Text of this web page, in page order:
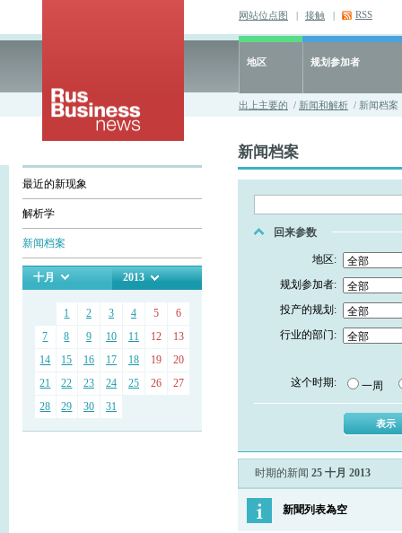
网站位点图 | 接触 | RSS
地区 规划参加者
出上主要的 / 新闻和解析 / 新闻档案
最近的新现象
解析学
新闻档案
十月 2013
1 2 3 4 5
6
7
8 9 10 11 12
13
14
15 16 17 18 19
20
21
22 23 24 25 26
27
28
29 30 31
新闻档案
回来参数
地区:
规划参加者:
投产的规划:
行业的部门:
这个时期: 一周
时期的新闻 25 十月 2013
新聞列表為空